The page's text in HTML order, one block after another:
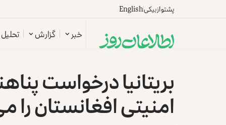
پشتوازبیکیEnglish
خبر گزارش تحلیل
بریتانیا درخواست
امنیتی افغانستان را